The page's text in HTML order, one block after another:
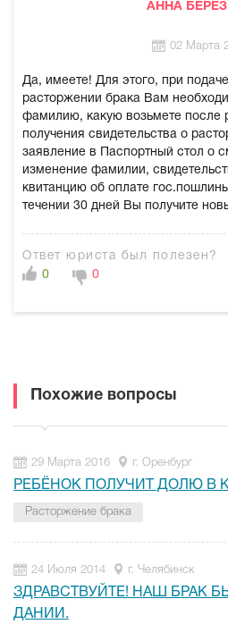
АННА
02 Марта
Да, имеете! Для этого, при
расторжении брака Вам
фамилию, какую возьмете после
получения свидетельства о
заявление в Паспортный стол о
изменение фамилии,
квитанцию об оплате
течении 30 дней Вы получите
Ответ юриста был полезен?
0
0
Похожие вопросы
29 Марта 2016 г. Оренбург
РЕБЁНОК ПОЛУЧИТ ДОЛЮ В
Расторжение брака
24 Июля 2014 г. Челябинск
ЗДРАВСТВУЙТЕ! НАШ БРАК
ДАНИИ.